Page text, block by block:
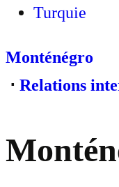
Turquie
Monténégro
⋅ Relations